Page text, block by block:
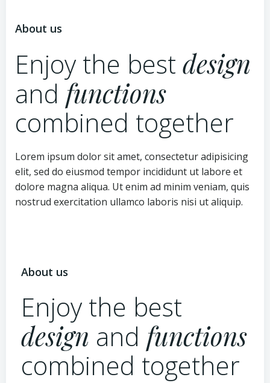
About us
Enjoy the best design
and functions
combined together
Lorem ipsum dolor sit amet, consectetur adipisicing
elit, sed do eiusmod tempor incididunt ut labore et
dolore magna aliqua. Ut enim ad minim veniam, quis
nostrud exercitation ullamco laboris nisi ut aliquip.
About us
Enjoy the best
design and functions
combined together